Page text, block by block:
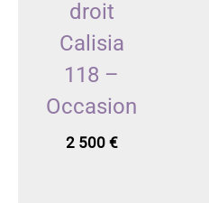
droit
Calisia
118 –
Occasion
2 500 €